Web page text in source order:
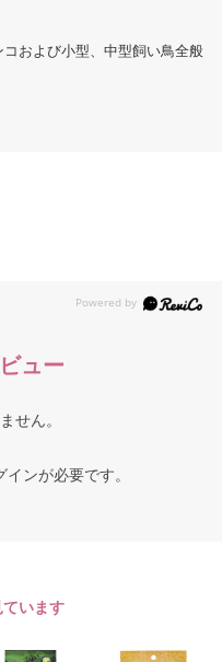
および小型、中型飼い鳥全般
ュー
せん。
インが必要です。
います